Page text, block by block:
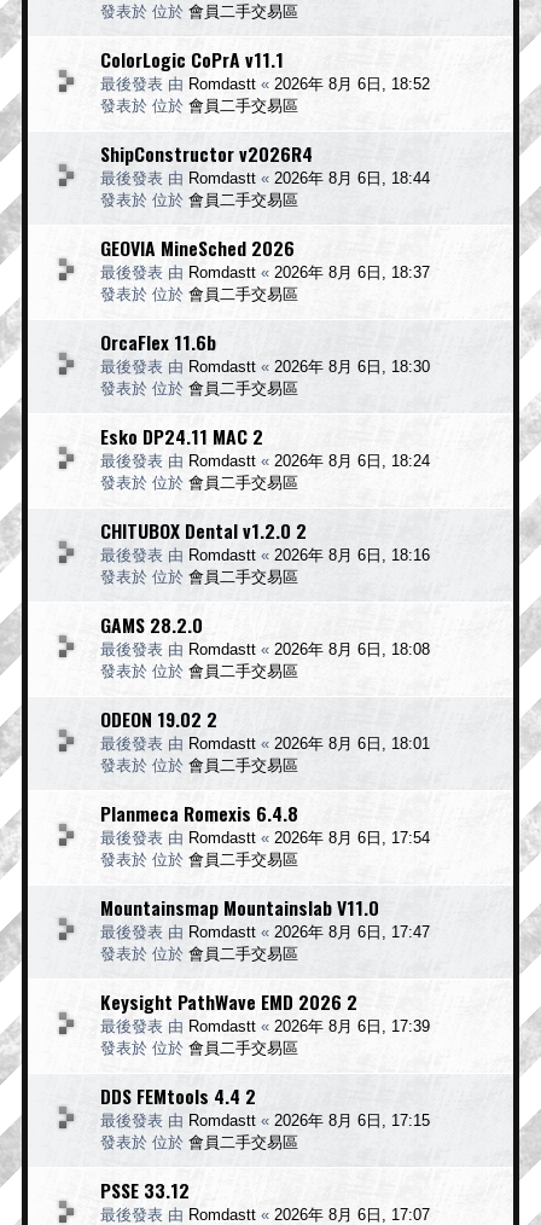
發表於 位於 會員二手交易區
ColorLogic CoPrA v11.1
最後發表 由 Romdastt « 2026年 8月 6日, 18:52
發表於 位於 會員二手交易區
ShipConstructor v2026R4
最後發表 由 Romdastt « 2026年 8月 6日, 18:44
發表於 位於 會員二手交易區
GEOVIA MineSched 2026
最後發表 由 Romdastt « 2026年 8月 6日, 18:37
發表於 位於 會員二手交易區
OrcaFlex 11.6b
最後發表 由 Romdastt « 2026年 8月 6日, 18:30
發表於 位於 會員二手交易區
Esko DP24.11 MAC 2
最後發表 由 Romdastt « 2026年 8月 6日, 18:24
發表於 位於 會員二手交易區
CHITUBOX Dental v1.2.0 2
最後發表 由 Romdastt « 2026年 8月 6日, 18:16
發表於 位於 會員二手交易區
GAMS 28.2.0
最後發表 由 Romdastt « 2026年 8月 6日, 18:08
發表於 位於 會員二手交易區
ODEON 19.02 2
最後發表 由 Romdastt « 2026年 8月 6日, 18:01
發表於 位於 會員二手交易區
Planmeca Romexis 6.4.8
最後發表 由 Romdastt « 2026年 8月 6日, 17:54
發表於 位於 會員二手交易區
Mountainsmap Mountainslab V11.0
最後發表 由 Romdastt « 2026年 8月 6日, 17:47
發表於 位於 會員二手交易區
Keysight PathWave EMD 2026 2
最後發表 由 Romdastt « 2026年 8月 6日, 17:39
發表於 位於 會員二手交易區
DDS FEMtools 4.4 2
最後發表 由 Romdastt « 2026年 8月 6日, 17:15
發表於 位於 會員二手交易區
PSSE 33.12
最後發表 由 Romdastt « 2026年 8月 6日, 17:07